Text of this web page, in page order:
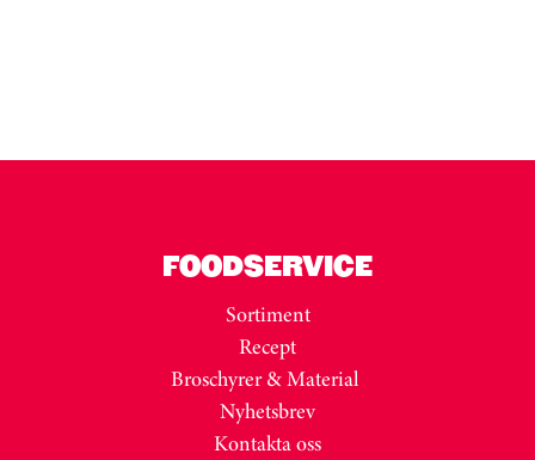
FOODSERVICE
Sortiment
Recept
Broschyrer & Material
Nyhetsbrev
Kontakta oss